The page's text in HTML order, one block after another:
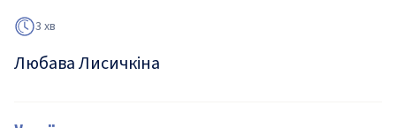
3 хв
Любава Лисичкіна